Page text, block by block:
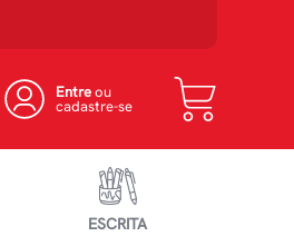
Entreou
cadastre-se
ESCRITA